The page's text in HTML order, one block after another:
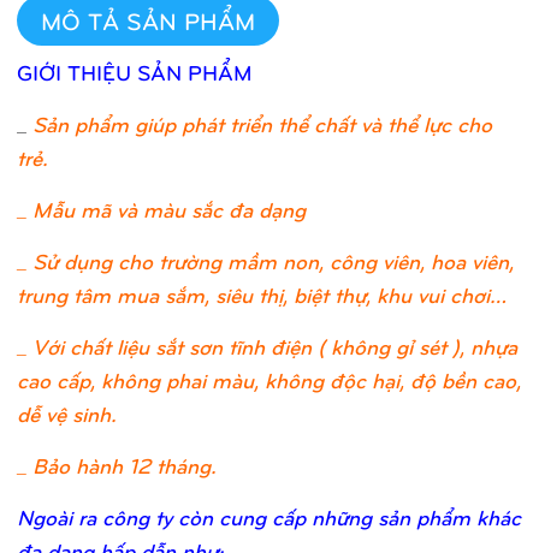
MÔ TẢ SẢN PHẨM
GIỚI THIỆU SẢN PHẨM
Sản phẩm giúp phát triển thể chất và thể lực cho
trẻ.
_ Mẫu mã và màu sắc đa dạng
_ Sử dụng cho trường mầm non, công viên, hoa viên,
trung tâm mua sắm, siêu thị, biệt thự, khu vui chơi…
_ Với chất liệu sắt sơn tĩnh điện ( không gỉ sét ), nhựa
cao cấp, không phai màu, không độc hại, độ bền cao,
dễ vệ sinh.
_ Bảo hành 12 tháng.
Ngoài ra công ty còn cung cấp những sản phẩm khác